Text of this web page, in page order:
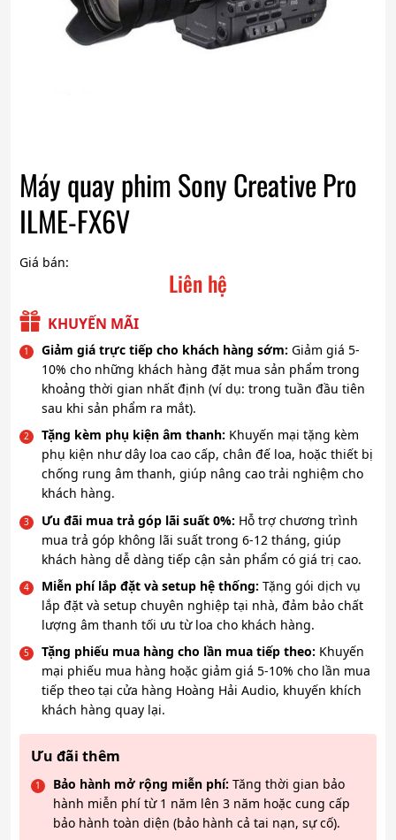
Máy quay phim Sony Creative Pro
ILME-FX6V
Giá bán:
Liên hệ
KHUYẾN MÃI
Giảm giá trực tiếp cho khách hàng sớm: Giảm giá 5-
10% cho những khách hàng đặt mua sản phẩm trong
khoảng thời gian nhất định (ví dụ: trong tuần đầu tiên
sau khi sản phẩm ra mắt).
Tặng kèm phụ kiện âm thanh: Khuyến mại tặng kèm
phụ kiện như dây loa cao cấp, chân đế loa, hoặc thiết bị
chống rung âm thanh, giúp nâng cao trải nghiệm cho
khách hàng.
Ưu đãi mua trả góp lãi suất 0%: Hỗ trợ chương trình
mua trả góp không lãi suất trong 6-12 tháng, giúp
khách hàng dễ dàng tiếp cận sản phẩm có giá trị cao.
Miễn phí lắp đặt và setup hệ thống: Tặng gói dịch vụ
lắp đặt và setup chuyên nghiệp tại nhà, đảm bảo chất
lượng âm thanh tối ưu từ loa cho khách hàng.
Tặng phiếu mua hàng cho lần mua tiếp theo: Khuyến
mại phiếu mua hàng hoặc giảm giá 5-10% cho lần mua
tiếp theo tại cửa hàng Hoàng Hải Audio, khuyến khích
khách hàng quay lại.
Ưu đãi thêm
Bảo hành mở rộng miễn phí: Tăng thời gian bảo
hành miễn phí từ 1 năm lên 3 năm hoặc cung cấp
bảo hành toàn diện (bảo hành cả tai nạn, sự cố).